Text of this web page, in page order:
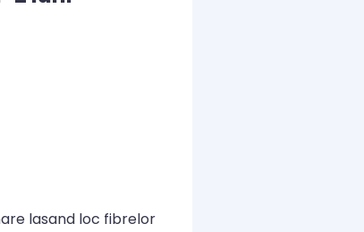
lasand loc fibrelor